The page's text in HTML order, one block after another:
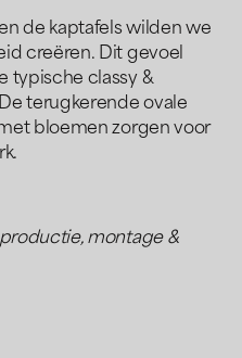
de kaptafels wilden we
creëren. Dit gevoel
typische classy &
terugkerende ovale
bloemen zorgen voor
montage &